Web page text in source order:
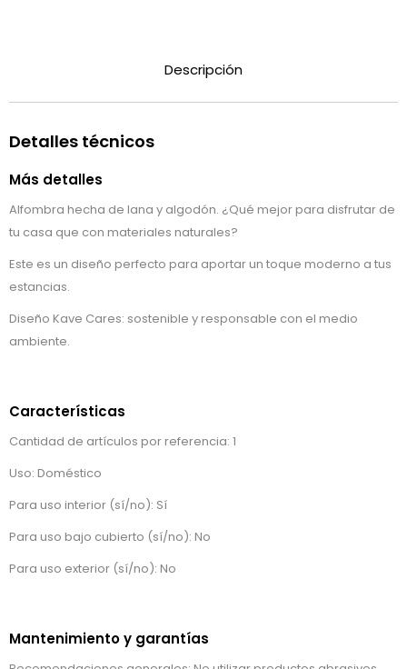
Descripción
Detalles técnicos
Más detalles
Alfombra hecha de lana y algodón. ¿Qué mejor para disfrutar de
tu casa que con materiales naturales?
Este es un diseño perfecto para aportar un toque moderno a tus
estancias.
Diseño Kave Cares: sostenible y responsable con el medio
ambiente.
Características
Cantidad de artículos por referencia: 1
Uso: Doméstico
Para uso interior (sí/no): Sí
Para uso bajo cubierto (sí/no): No
Para uso exterior (sí/no): No
Mantenimiento y garantías